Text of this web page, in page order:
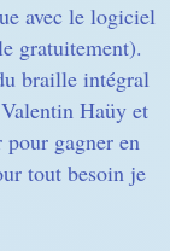
avec le logiciel
gratuitement).
braille intégral
Haüy et
pour gagner en
tout besoin je